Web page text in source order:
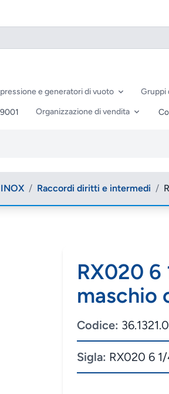
e generatori di vuoto Gruppi
Organizzazione di vendita
/ Raccordi diritti e intermedi /
RX020
maschio
Codice: 36.1321.0
Sigla: RX020 6